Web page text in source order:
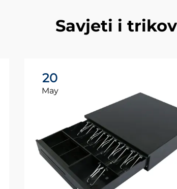
Savjeti i
20
May